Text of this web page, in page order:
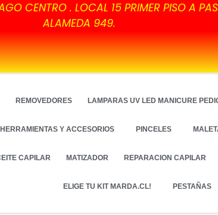
CENTRO . LOCAL 15 PRIMER PISO A
ALAMEDA 949.
REMOVEDORES LAMPARAS UV LED MANICURE
HERRAMIENTAS Y ACCESORIOS PINCELES
CAPILAR MATIZADOR REPARACION CAPILAR
ELIGE TU KIT MARDA.CL! PESTAÑAS